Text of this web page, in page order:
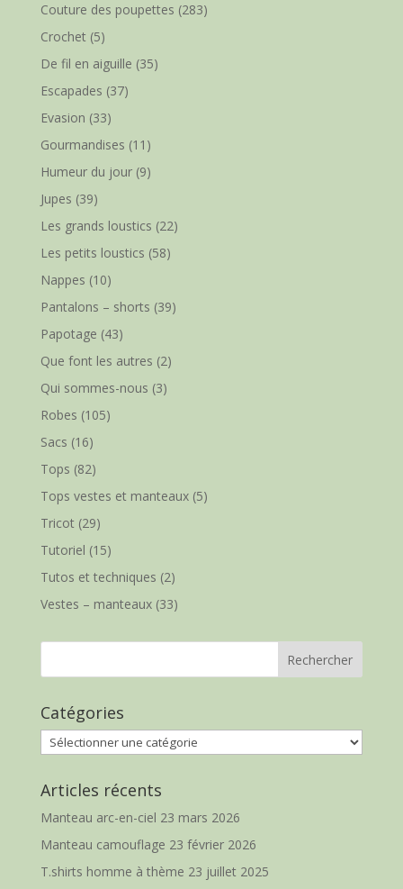
Couture des poupettes (283)
Crochet(5)
De fil en aiguille (35)
Escapades (37)
Evasion (33)
Gourmandises (11)
Humeur du jour(9)
Jupes (39)
Les grands loustics (22)
Les petits loustics (58)
Nappes (10)
Pantalons – shorts (39)
Papotage (43)
Que font les autres (2)
Qui sommes-nous (3)
Robes (105)
Sacs (16)
Tops (82)
Tops vestes et manteaux(5)
Tricot(29)
Tutoriel (15)
Tutos et techniques (2)
Vestes – manteaux(33)
Catégories
Catégories
Articles récents
Manteau arc-en-ciel 23 mars 2026
Manteau camouflage 23 février 2026
T.shirts homme à thème 23 juillet 2025